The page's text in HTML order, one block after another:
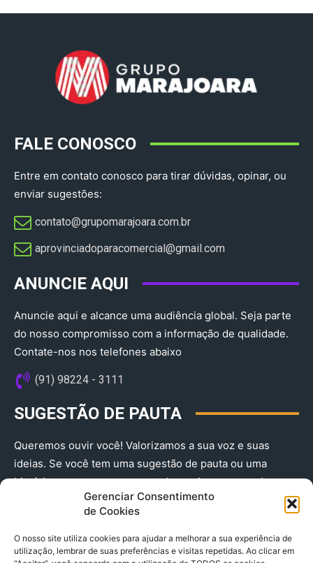
Gerenciar Consentimento
de Cookies
O nosso site utiliza cookies para ajudar a melhorar a sua experiência de
utilização, lembrar de suas preferências e visitas repetidas. Ao clicar em
FALE CONOSCO
Entre em contato conosco para tirar dúvidas, opinar, ou
enviar sugestões:
contato@grupomarajoara.com.br
aprovinciadoparacomercial@gmail.com​
ANUNCIE AQUI
Anuncie aqui e alcance uma audiência global. Seja parte
do nosso compromisso com a informação de qualidade.
Contate-nos nos telefones abaixo
(91) 98224 - 3111
SUGESTÃO DE PAUTA
Queremos ouvir você! Valorizamos a sua voz e suas
ideias. Se você tem uma sugestão de pauta ou uma
história que merece ser contada, envie-nos agora!
(91) 98224 - 3111